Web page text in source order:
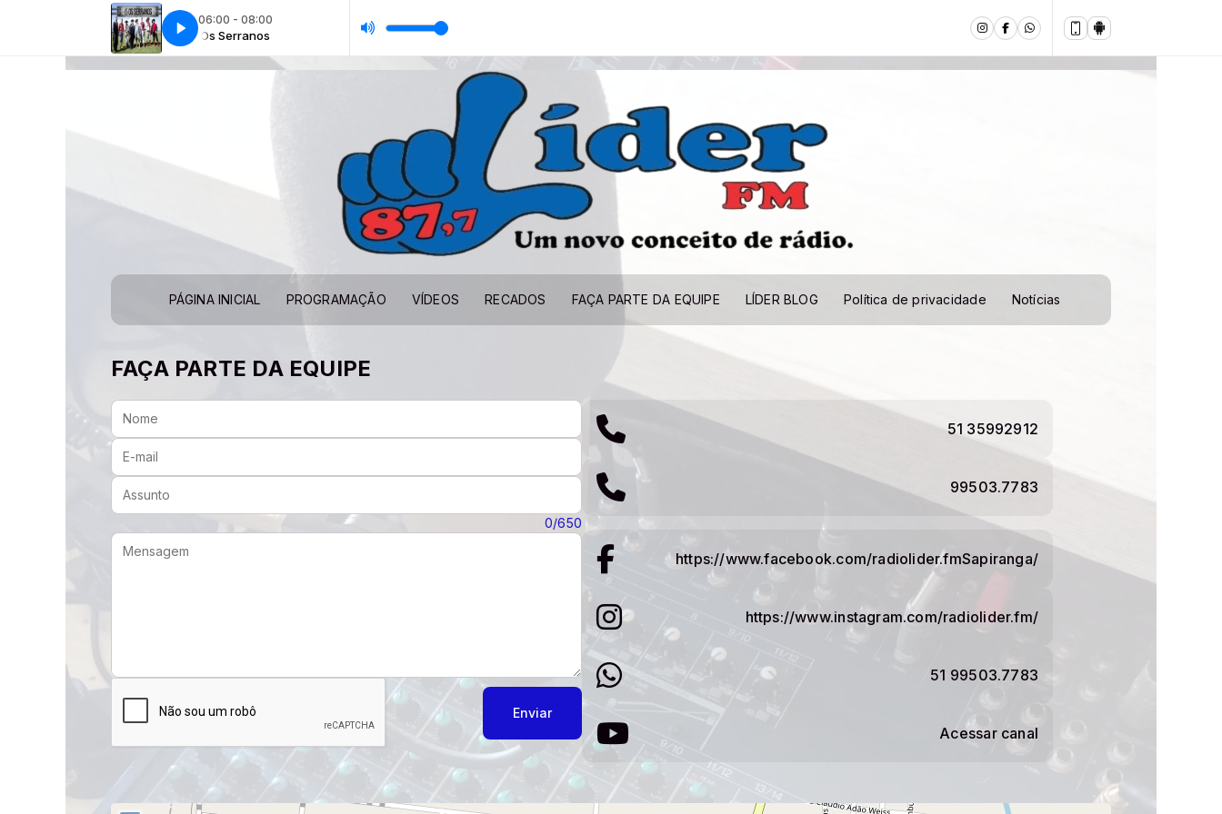
06:00 - 08:00
Os Serranos
PÁGINA INICIAL PROGRAMAÇÃO VÍDEOS RECADOS FAÇA PARTE DA EQUIPE LÍDER BLOG Política de privacidade Notícias
FAÇA PARTE DA EQUIPE
Nome:
E-mail:
Assunto:
0/650
Enviar
51 35992912
99503.7783
https://www.facebook.com/radiolider.fmSapiranga/
https://www.instagram.com/radiolider.fm/
51 99503.7783
Acessar canal